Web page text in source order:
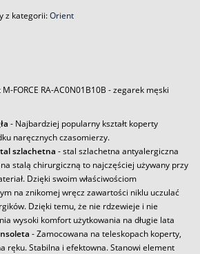
z kategorii:Orient
FORCE RA-AC0N01B10B - zegarek męski
- Najbardziej popularny kształt koperty
naręcznych czasomierzy.
szlachetna - stal szlachetna antyalergiczna
stalą chirurgiczną to najczęściej używany przy
Dzięki swoim właściwościom
na znikomej wręcz zawartości niklu uczulać
Dzięki temu, że nie rdzewieje i nie
wysoki komfort użytkowania na długie lata
- Zamocowana na teleskopach koperty,
ręku. Stabilna i efektowna. Stanowi element